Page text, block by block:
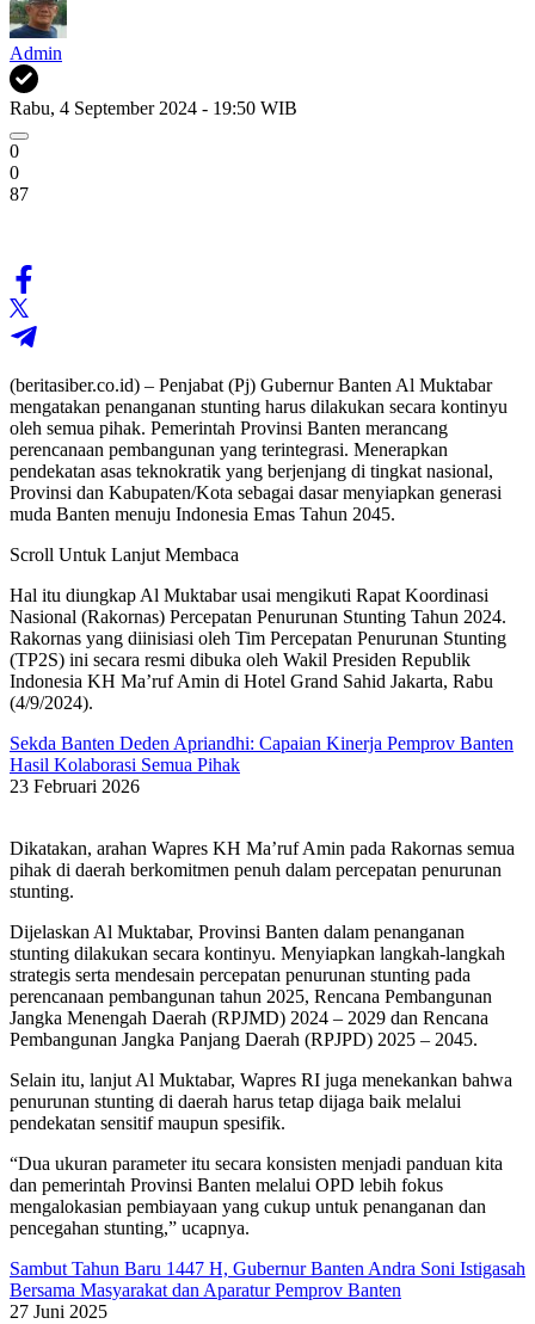
Admin
Rabu, 4 September 2024 - 19:50 WIB
0
0
87
(beritasiber.co.id) – Penjabat (Pj) Gubernur Banten Al Muktabar
mengatakan penanganan stunting harus dilakukan secara kontinyu
oleh semua pihak. Pemerintah Provinsi Banten merancang
perencanaan pembangunan yang terintegrasi. Menerapkan
pendekatan asas teknokratik yang berjenjang di tingkat nasional,
Provinsi dan Kabupaten/Kota sebagai dasar menyiapkan generasi
muda Banten menuju Indonesia Emas Tahun 2045.
Scroll Untuk Lanjut Membaca
Hal itu diungkap Al Muktabar usai mengikuti Rapat Koordinasi
Nasional (Rakornas) Percepatan Penurunan Stunting Tahun 2024.
Rakornas yang diinisiasi oleh Tim Percepatan Penurunan Stunting
(TP2S) ini secara resmi dibuka oleh Wakil Presiden Republik
Indonesia KH Ma’ruf Amin di Hotel Grand Sahid Jakarta, Rabu
(4/9/2024).
Sekda Banten Deden Apriandhi: Capaian Kinerja Pemprov Banten
Hasil Kolaborasi Semua Pihak
23 Februari 2026
Dikatakan, arahan Wapres KH Ma’ruf Amin pada Rakornas semua
pihak di daerah berkomitmen penuh dalam percepatan penurunan
stunting.
Dijelaskan Al Muktabar, Provinsi Banten dalam penanganan
stunting dilakukan secara kontinyu. Menyiapkan langkah-langkah
strategis serta mendesain percepatan penurunan stunting pada
perencanaan pembangunan tahun 2025, Rencana Pembangunan
Jangka Menengah Daerah (RPJMD) 2024 – 2029 dan Rencana
Pembangunan Jangka Panjang Daerah (RPJPD) 2025 – 2045.
Selain itu, lanjut Al Muktabar, Wapres RI juga menekankan bahwa
penurunan stunting di daerah harus tetap dijaga baik melalui
pendekatan sensitif maupun spesifik.
“Dua ukuran parameter itu secara konsisten menjadi panduan kita
dan pemerintah Provinsi Banten melalui OPD lebih fokus
mengalokasian pembiayaan yang cukup untuk penanganan dan
pencegahan stunting,” ucapnya.
Sambut Tahun Baru 1447 H, Gubernur Banten Andra Soni Istigasah
Bersama Masyarakat dan Aparatur Pemprov Banten
27 Juni 2025